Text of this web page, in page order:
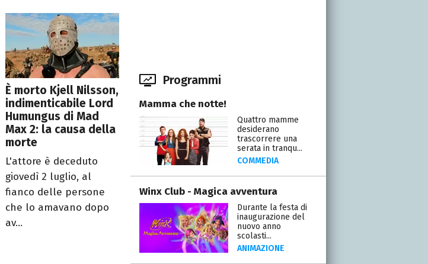
È morto Kjell Nilsson,
indimenticabile Lord
Humungus di Mad
Max 2: la causa della
morte
L'attore è deceduto
giovedì 2 luglio, al
fianco delle persone
che lo amavano dopo
av...
Programmi
Mamma che notte!
Quattro mamme
desiderano
trascorrere una
serata in tranqu...
COMMEDIA
Winx Club - Magica avventura
Durante la festa di
inaugurazione del
nuovo anno
scolasti...
ANIMAZIONE